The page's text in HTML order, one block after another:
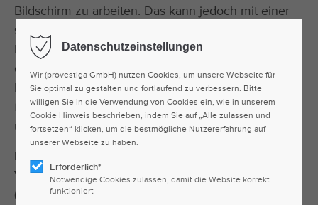
Bildschirm zu arbeiten. Das kann jedoch mit einer
schleichenden Belastung von Augen, Rücken und
Körper einhergehen, die sich später nicht selten
durch gesundheitliche Probleme bemerkbar macht.
DieG37 Untersuchungsoll gesundheitliche Risiken
frühzeitig erkennen, um eine effiziente Vorsorge
und Prävention zu ermöglichen.
Provestiga
Vorsorgeuntersuchung für Bildschirmarbeitsplätze
(ehem. G37)an, um die Gesundheit von
Datenschutzeinstellungen
Wir (provestiga GmbH) nutzen Cookies, um unsere Webseite für
Sie optimal zu gestalten und fortlaufend zu verbessern. Bitte
willigen Sie in die Verwendung von Cookies ein, wie in unserem
Cookie Hinweis beschrieben, indem Sie auf „Alle zulassen und
fortsetzen“ klicken, um die bestmögliche Nutzererfahrung auf
unserer Webseite zu haben.
Erforderlich*
Notwendige Cookies zulassen, damit die Website korrekt
funktioniert